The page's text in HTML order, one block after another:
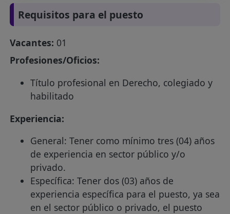
Requisitos para el puesto
Vacantes: 01
Profesiones/Oficios:
Título profesional en Derecho, colegiado y
habilitado
Experiencia:
General: Tener como mínimo tres (04) años
de experiencia en sector público y/o
privado.
Específica: Tener dos (03) años de
experiencia específica para el puesto, ya sea
en el sector público o privado, el puesto